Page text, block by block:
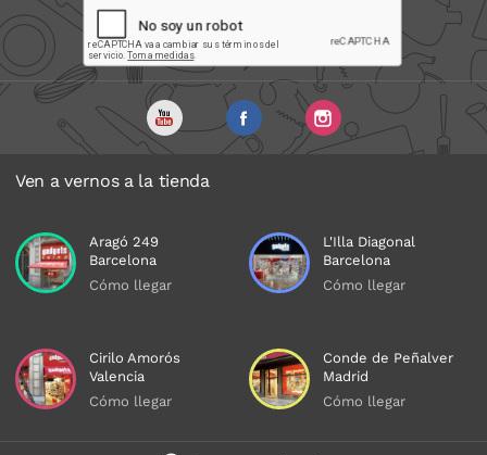
Ven a vernos a la tienda
Aragó 249
Barcelona
Cómo llegar
L'Illa Diagonal
Barcelona
Cómo llegar
Cirilo Amorós
Valencia
Cómo llegar
Conde de Peñalver
Madrid
Cómo llegar